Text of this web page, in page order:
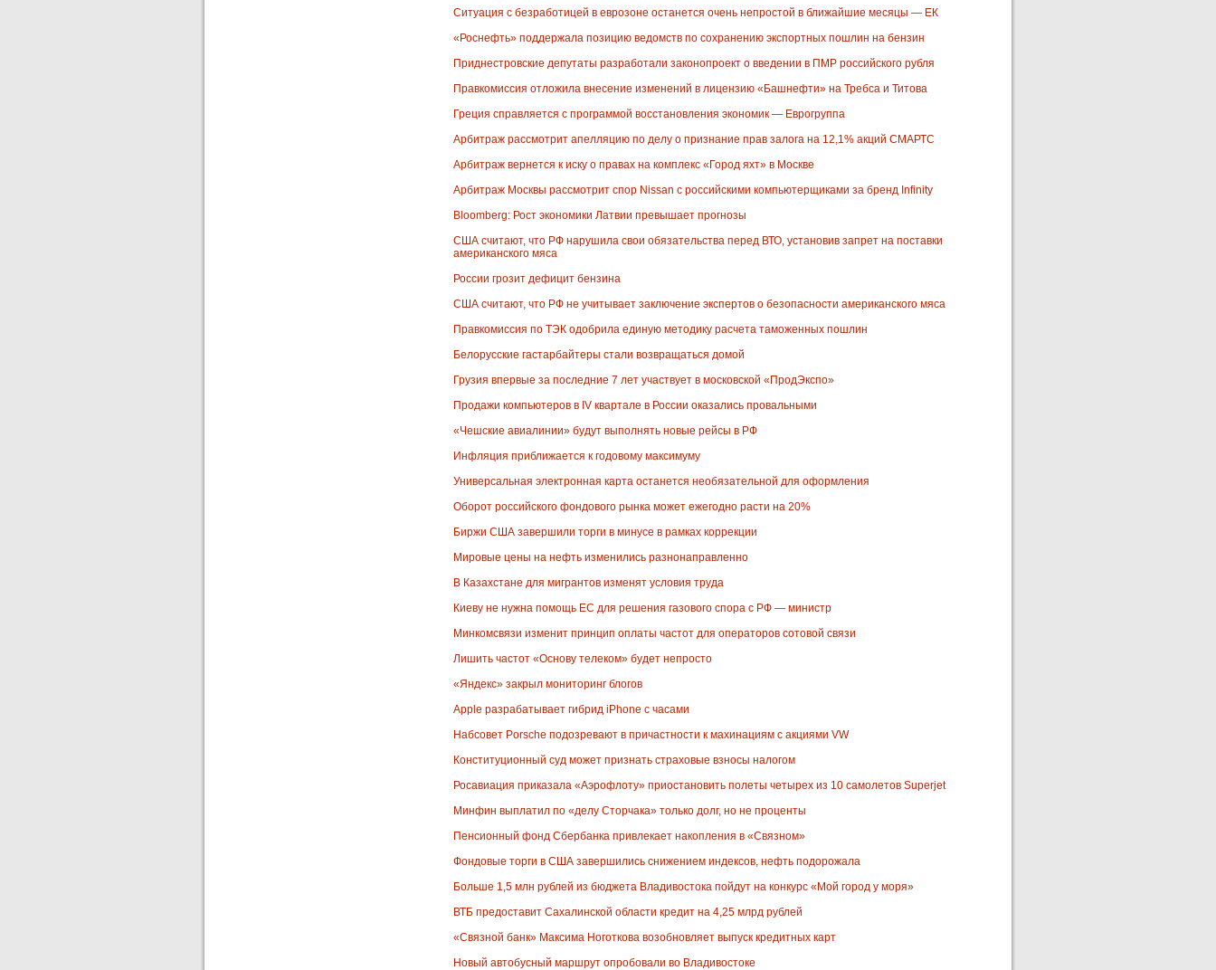
Ситуация с безработицей в еврозоне останется очень непростой в ближайшие месяцы — ЕК
«Роснефть» поддержала позицию ведомств по сохранению экспортных пошлин на бензин
Приднестровские депутаты разработали законопроект о введении в ПМР российского рубля
Правкомиссия отложила внесение изменений в лицензию «Башнефти» на Требса и Титова
Греция справляется с программой восстановления экономик — Еврогруппа
Арбитраж рассмотрит апелляцию по делу о признание прав залога на 12,1% акций СМАРТС
Арбитраж вернется к иску о правах на комплекс «Город яхт» в Москве
Арбитраж Москвы рассмотрит спор Nissan с российскими компьютерщиками за бренд Infinity
Bloomberg: Рост экономики Латвии превышает прогнозы
США считают, что РФ нарушила свои обязательства перед ВТО, установив запрет на поставки
американского мяса
России грозит дефицит бензина
США считают, что РФ не учитывает заключение экспертов о безопасности американского мяса
Правкомиссия по ТЭК одобрила единую методику расчета таможенных пошлин
Белорусские гастарбайтеры стали возвращаться домой
Грузия впервые за последние 7 лет участвует в московской «ПродЭкспо»
Продажи компьютеров в IV квартале в России оказались провальными
«Чешские авиалинии» будут выполнять новые рейсы в РФ
Инфляция приближается к годовому максимуму
Универсальная электронная карта останется необязательной для оформления
Оборот российского фондового рынка может ежегодно расти на 20%
Биржи США завершили торги в минусе в рамках коррекции
Мировые цены на нефть изменились разнонаправленно
В Казахстане для мигрантов изменят условия труда
Киеву не нужна помощь ЕС для решения газового спора с РФ — министр
Минкомсвязи изменит принцип оплаты частот для операторов сотовой связи
Лишить частот «Основу телеком» будет непросто
«Яндекс» закрыл мониторинг блогов
Apple разрабатывает гибрид iPhone с часами
Набсовет Porsche подозревают в причастности к махинациям с акциями VW
Конституционный суд может признать страховые взносы налогом
Росавиация приказала «Аэрофлоту» приостановить полеты четырех из 10 самолетов Superjet
Минфин выплатил по «делу Сторчака» только долг, но не проценты
Пенсионный фонд Сбербанка привлекает накопления в «Связном»
Фондовые торги в США завершились снижением индексов, нефть подорожала
Больше 1,5 млн рублей из бюджета Владивостока пойдут на конкурс «Мой город у моря»
ВТБ предоставит Сахалинской области кредит на 4,25 млрд рублей
«Связной банк» Максима Ноготкова возобновляет выпуск кредитных карт
Новый автобусный маршрут опробовали во Владивостоке